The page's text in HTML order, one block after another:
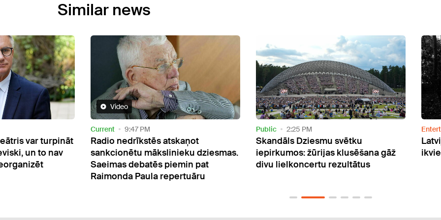
Similar news
dziesmas.
pat
Public 2:25 PM
Skandāls Dziesmu svētku
iepirkumos: žūrijas klusēšana gāž
divu lielkoncertu rezultātus
Entertainment
Latvijas Radio Radioteātris aicina
ikvienu iesūtīt spoku stāstus